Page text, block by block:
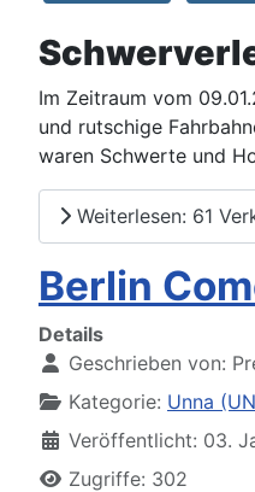
Im Zeitraum vom
und rutschige
waren Schwerte und
Weiterlesen: 61
Berlin
Details
Geschrieben von:
Kategorie: Unna
Veröffentlicht: 03.
Zugriffe: 302